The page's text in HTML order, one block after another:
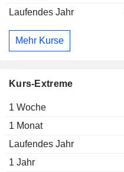
Laufendes Jahr
Mehr Kurse
Kurs-Extreme
1 Woche
1 Monat
Laufendes Jahr
1 Jahr